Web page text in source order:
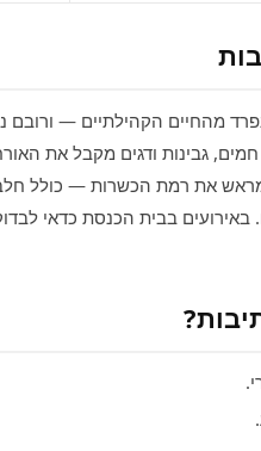
מהחיים הקהילתיים —
גבינות ודגים מקבל את
את רמת הכשרות — כולל
בבית הכנסת כדאי